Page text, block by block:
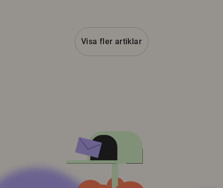
Visa fler artiklar